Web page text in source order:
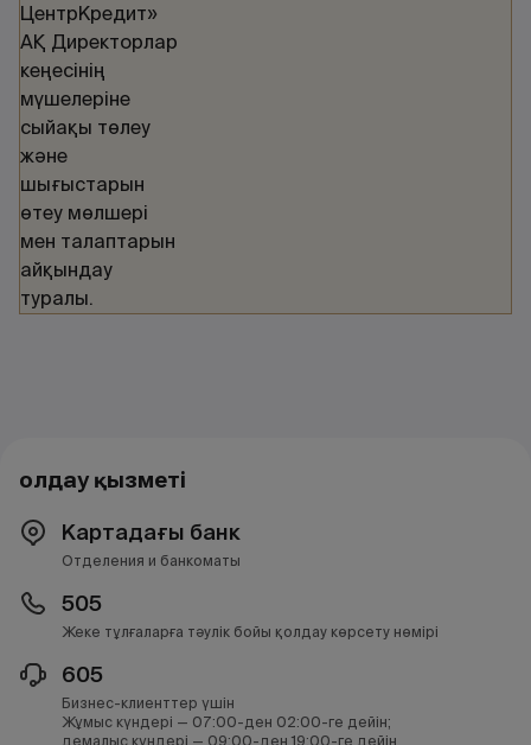
ЦентрКредит»
АҚ Директорлар
кеңесінің
мүшелеріне
сыйақы төлеу
және
шығыстарын
өтеу мөлшері
мен талаптарын
айқындау
туралы.
Қолдау қызметі
Картадағы банк
Отделения и банкоматы
505
Жеке тұлғаларға тәулік бойы қолдау көрсету нөмірі
605
Бизнес-клиенттер үшін
Жұмыс күндері — 07:00-ден 02:00-ге дейін;
демалыс күндері — 09:00-ден 19:00-ге дейін